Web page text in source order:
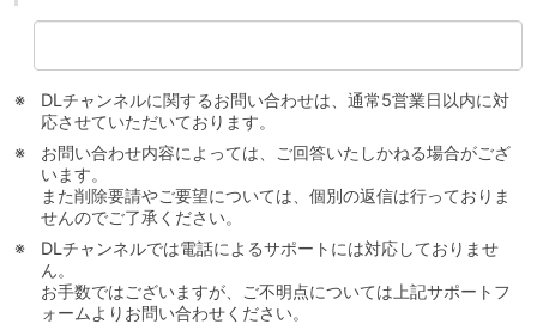
DLチャンネルに関するお問い合わせは、通常5営業日以内に対
応させていただいております。
お問い合わせ内容によっては、ご回答いたしかねる場合がござ
います。
また削除要請やご要望については、個別の返信は行っておりま
せんのでご了承ください。
DLチャンネルでは電話によるサポートには対応しておりませ
ん。
お手数ではございますが、ご不明点については上記サポートフ
ォームよりお問い合わせください。